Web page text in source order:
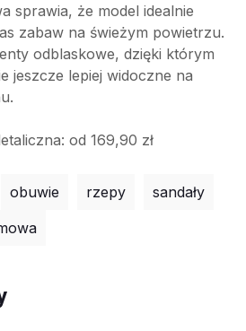
sprawia, że model idealnie
zabaw na świeżym powietrzu.
odblaskowe, dzięki którym
jeszcze lepiej widoczne na
od 169,90 zł
obuwie rzepy
sandały